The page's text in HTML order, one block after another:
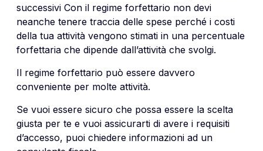
successivi Con il regime forfettario non devi
neanche tenere traccia delle spese perché i costi
della tua attività vengono stimati in una percentuale
forfettaria che dipende dall’attività che svolgi.
Il regime forfettario può essere davvero
conveniente per molte attività.
Se vuoi essere sicuro che possa essere la scelta
giusta per te e vuoi assicurarti di avere i requisiti
d’accesso, puoi chiedere informazioni ad un